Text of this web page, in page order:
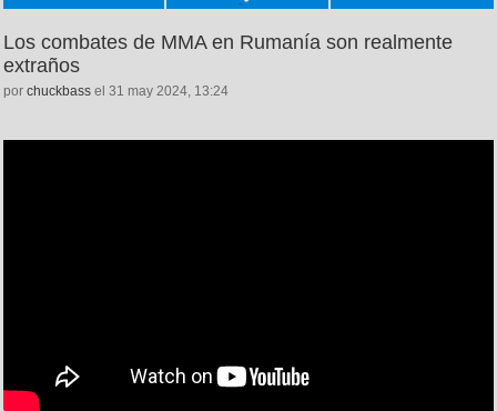
Los combates de MMA en Rumanía son realmente
extraños
por chuckbass el 31 may 2024, 13:24